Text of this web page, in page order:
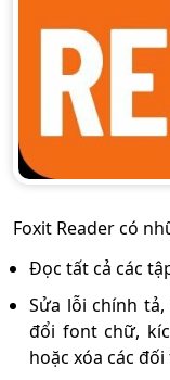
Foxit Reader có
Đọc tất cả các
Sửa lỗi chính
đổi font chữ,
hoặc xóa các